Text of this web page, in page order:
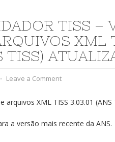
TISS –
XML
TISS)
⋅ Leave a Comment
arquivos XML TISS 3.03.01 (ANS
a versão mais recente da ANS.